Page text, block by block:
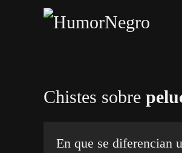
Chistes sobre
En que se diferencian